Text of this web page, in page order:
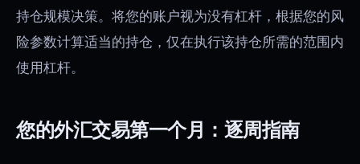
持仓规模决策。将您的账户视为没有杠杆，根据您的风
险参数计算适当的持仓，仅在执行该持仓所需的范围内
使用杠杆。
您的外汇交易第一个月：逐周指南